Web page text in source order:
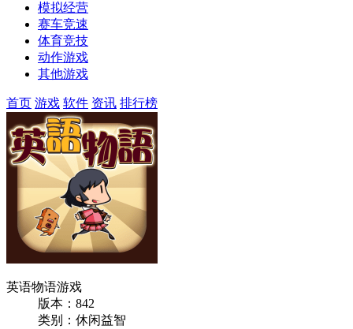
模拟经营
赛车竞速
体育竞技
动作游戏
其他游戏
首页 游戏 软件 资讯 排行榜
英语物语游戏
版本：842
类别：休闲益智